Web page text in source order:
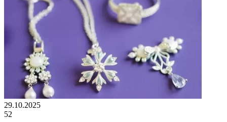
29.10.2025
52